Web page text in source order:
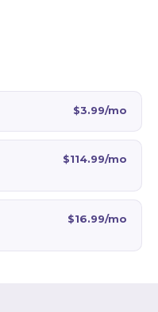
$3.99/mo
$114.99/mo
$16.99/mo